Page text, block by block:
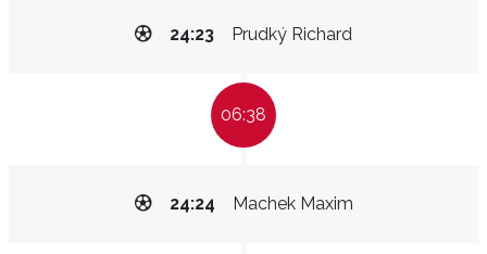
Prudký Richard
24:23
06:38
Machek Maxim
24:24